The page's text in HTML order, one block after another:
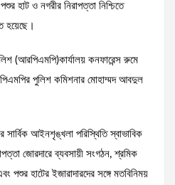
হাট ও নগরীর নিরাপত্তা নিশ্চিতে
হয়েছে।
(আরপিএমপি)কার্যালয় কনফারেন্স রুমে
পুলিশ কমিশনার মোহাম্মদ আবদুল
আইনশৃঙ্খলা পরিস্থিতি স্বাভাবিক
জোরদারে ব্যবসায়ী সংগঠন, শ্রমিক
পশুর হাটের ইজারাদারদের সঙ্গে মতবিনিময়